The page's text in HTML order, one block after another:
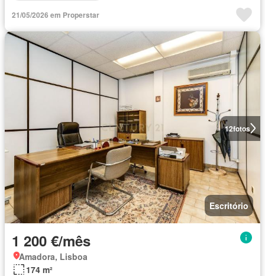
21/05/2026 em Properstar
12fotos
Escritório
1 200 €/mês
Amadora, Lisboa
174 m²